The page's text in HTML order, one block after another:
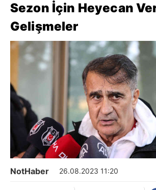
Sezon İçin Heyecan
Gelişmeler
NotHaber 26.08.2023 11:20